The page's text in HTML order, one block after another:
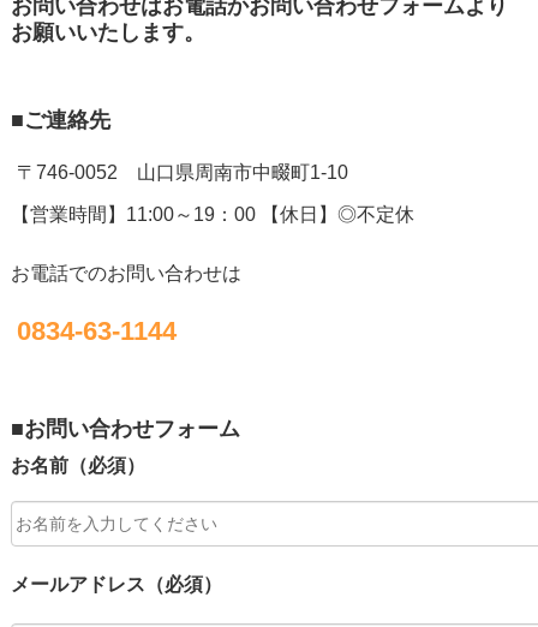
お問い合わせはお電話かお問い合わせフォームより
お願いいたします。
■ご連絡先
〒746-0052 山口県周南市中畷町1-10
【営業時間】11:00～19：00【休日】◎不定休
お電話でのお問い合わせは
0834-63-1144
■お問い合わせフォーム
お名前（必須）
メールアドレス（必須）